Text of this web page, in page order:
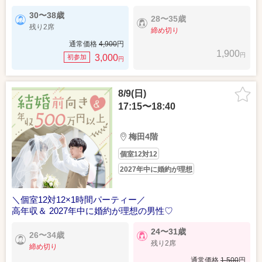
30〜38歳
残り2席
通常価格 4,900円
初参加 3,000円
28〜35歳
締め切り
1,900円
8/9(日)
17:15〜18:40
梅田4階
個室12対12
2027年中に婚約が理想
＼個室12対12×1時間パーティー／
高年収＆ 2027年中に婚約が理想の男性♡
26〜34歳
締め切り
24〜31歳
残り2席
通常価格 1,500円